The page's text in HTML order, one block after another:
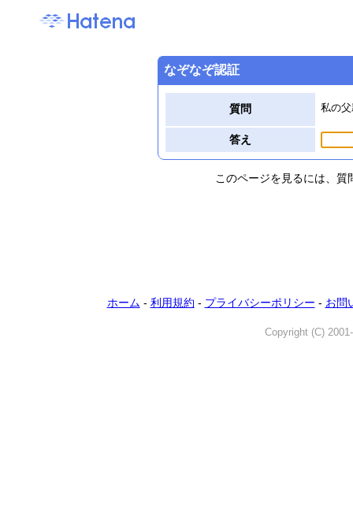
なぞなぞ認証
質問 私の
答え
このページを見るには、
ホーム - 利用規約 - プライバシーポリシー - お問
Copyright (C)